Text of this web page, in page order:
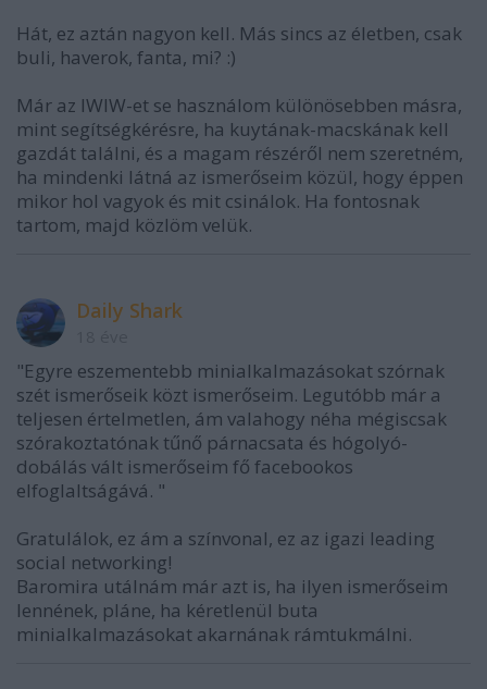
Hát, ez aztán nagyon kell. Más sincs az életben, csak
buli, haverok, fanta, mi? :)
Már az IWIW-et se használom különösebben másra,
mint segítségkérésre, ha kuytának-macskának kell
gazdát találni, és a magam részéről nem szeretném,
ha mindenki látná az ismerőseim közül, hogy éppen
mikor hol vagyok és mit csinálok. Ha fontosnak
tartom, majd közlöm velük.
Daily Shark
"Egyre eszementebb minialkalmazásokat szórnak
szét ismerőseik közt ismerőseim. Legutóbb már a
teljesen értelmetlen, ám valahogy néha mégiscsak
szórakoztatónak tűnő párnacsata és hógolyó-
dobálás vált ismerőseim fő facebookos
elfoglaltságává. "
Gratulálok, ez ám a színvonal, ez az igazi leading
social networking!
Baromira utálnám már azt is, ha ilyen ismerőseim
lennének, pláne, ha kéretlenül buta
minialkalmazásokat akarnának rámtukmálni.